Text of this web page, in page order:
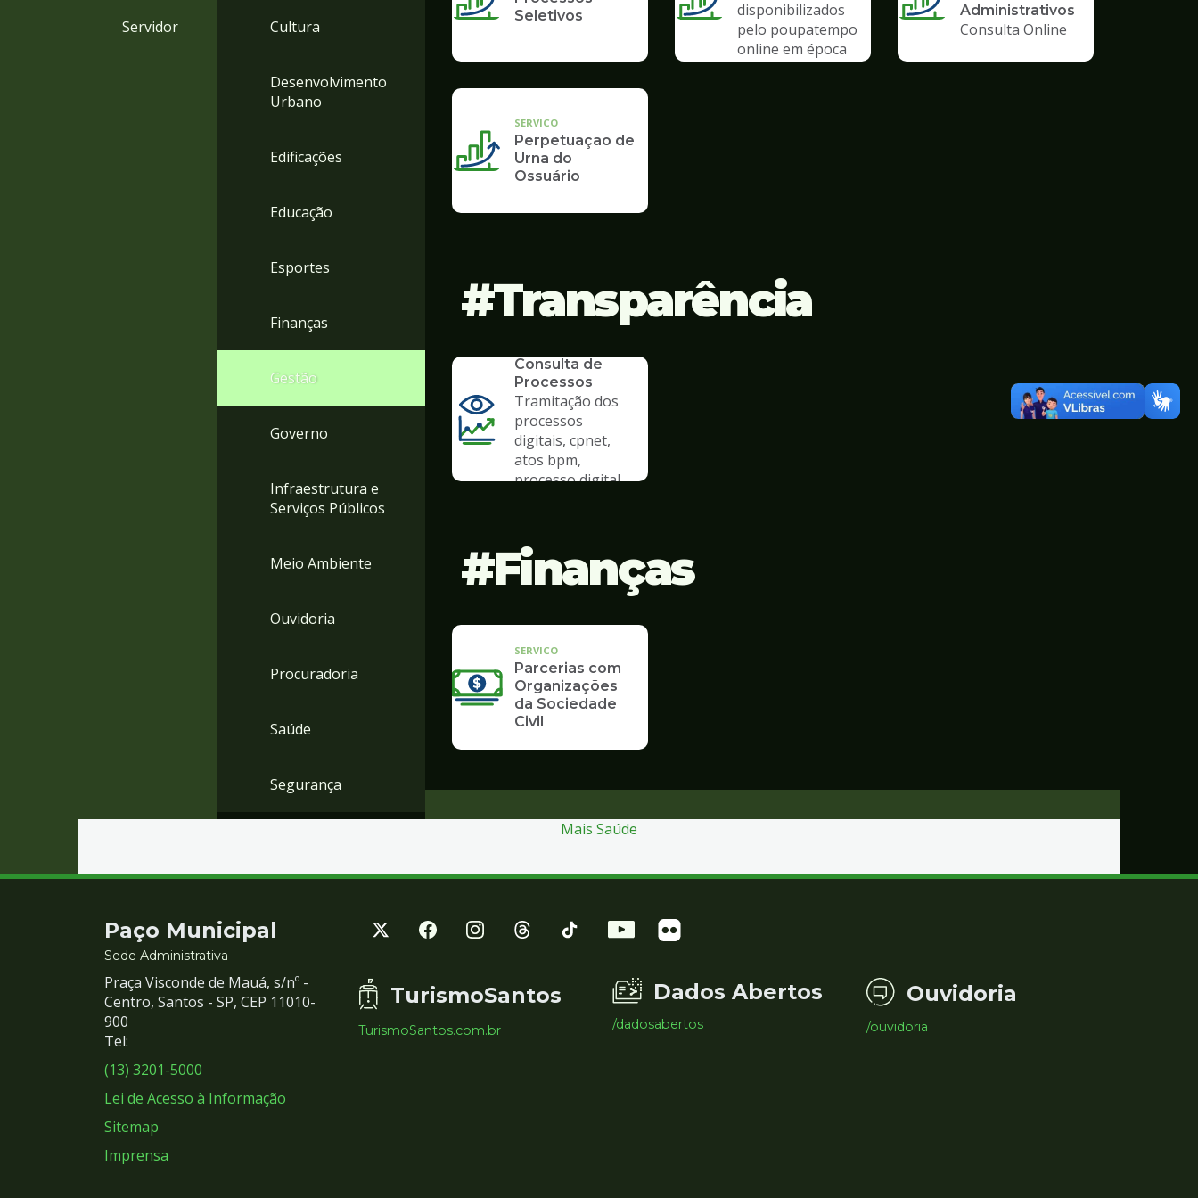
Servidor Cultura
Desenvolvimento
Urbano
Edificações
Educação
Esportes
Finanças
Gestão
Governo
Infraestrutura e
Serviços Públicos
Meio Ambiente
Ouvidoria
Procuradoria
Saúde
Segurança
Seletivos
disponibilizados
pelo poupatempo
online em época
Administrativos
Consulta Online
SERVICO
Perpetuação de
Urna do
Ossuário
Transparência
Consulta de
Processos
Tramitação dos
processos
digitais, cpnet,
atos bpm,
processo digital
Finanças
SERVICO
Parcerias com
Organizações
da Sociedade
Civil
Mais Saúde
Contato
e
Redes
Sociais
Paço Municipal
Sede Administrativa
Praça Visconde de Mauá, s/nº -
Centro, Santos - SP, CEP 11010-
900
Tel:
(13) 3201-5000
Lei de Acesso à Informação
Sitemap
Imprensa
TurismoSantos
TurismoSantos.com.br
Dados Abertos
/dadosabertos
Ouvidoria
/ouvidoria